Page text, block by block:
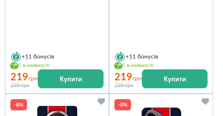
+11 бонусів
Є в наявності
219грн
239 грн
Купити
+11 бонусів
Є в наявності
219грн
239 грн
Купити
-8% -8%